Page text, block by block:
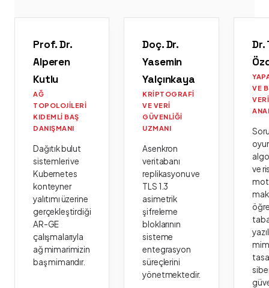
Prof. Dr.
Alperen
Kutlu
AĞ
TOPOLOJILERI
KIDEMLI BAŞ
DANIŞMANI
Dağıtık bulut
sistemleri ve
Kubernetes
konteyner
yalıtımı üzerine
gerçekleştirdiği
AR-GE
çalışmalarıyla
ağ mimarimizin
baş mimarıdır.
Doç. Dr.
Yasemin
Yalçınkaya
KRIPTOGRAFI
VE VERI
GÜVENLIĞI
UZMANI
Asenkron
veritabanı
replikasyonu ve
TLS 1.3
asimetrik
şifreleme
bloklarının
sisteme
entegrasyon
süreçlerini
yönetmektedir.
Dr.
VE
VERI
ve